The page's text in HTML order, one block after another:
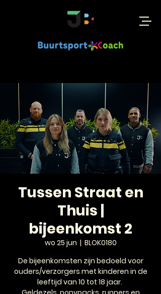
Tussen Straat en
Thuis |
bijeenkomst 2
wo 25 jun
  |
BLOK0180
De bijeenkomsten zijn bedoeld voor
ouders/verzorgers met kinderen in de
leeftijd van 10 tot 18 jaar.